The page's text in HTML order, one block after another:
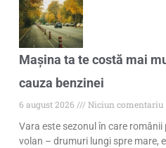
Mașina ta te costă mai
cauza benzinei
6 august 2026
Niciun comentariu
Vara este sezonul în care
volan – drumuri lungi spre mare,